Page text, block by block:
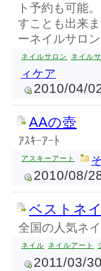
ト予約も可能
すことも出来
ーネイルサロ
ネイルサロン ネイル
ィケア
2010/04/
AAの壺
ｱｽｷｰｱｰﾄ
アスキーアート
2010/08/
ベストネ
全国の人気ネ
ネイル ネイルアート
2011/03/30